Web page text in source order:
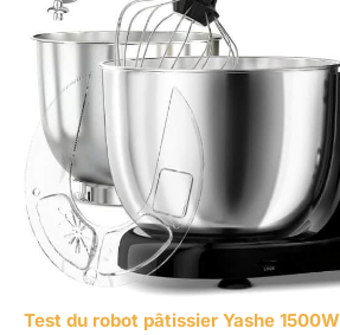
Test du robot pâtissier Yashe